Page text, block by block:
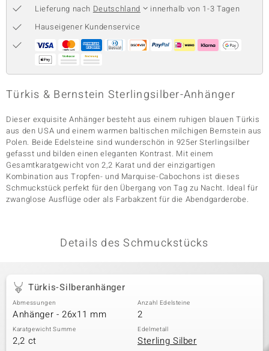
Collection
Classics
Lieferung nach Deutschland
innerhalb von 1-3 Tagen
Hauseigener Kundenservice
Türkis & Bernstein Sterlingsilber-Anhänger
Dieser exquisite Anhänger besteht aus einem ruhigen blauen Türkis
aus den USA und einem warmen baltischen milchigen Bernstein aus
Polen. Beide Edelsteine sind wunderschön in 925er Sterlingsilber
gefasst und bilden einen eleganten Kontrast. Mit einem
Gesamtkaratgewicht von 2,2 Karat und der einzigartigen
Kombination aus Tropfen- und Marquise-Cabochons ist dieses
Schmuckstück perfekt für den Übergang von Tag zu Nacht. Ideal für
zwanglose Ausflüge oder als Farbakzent für die Abendgarderobe.
Details des Schmuckstücks
Türkis-Silberanhänger
Abmessungen
Anhänger - 26x11 mm
Anzahl Edelsteine
2
Karatgewicht Summe
2,2 ct
Edelmetall
Sterling Silber